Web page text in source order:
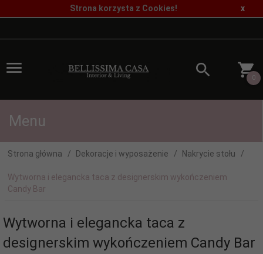
Strona korzysta z Cookies! x
0
Menu
Strona główna Dekoracje i wyposażenie Nakrycie stołu
Wytworna i elegancka taca z designerskim wykończeniem
Candy Bar
Wytworna i elegancka taca z
designerskim wykończeniem Candy Bar